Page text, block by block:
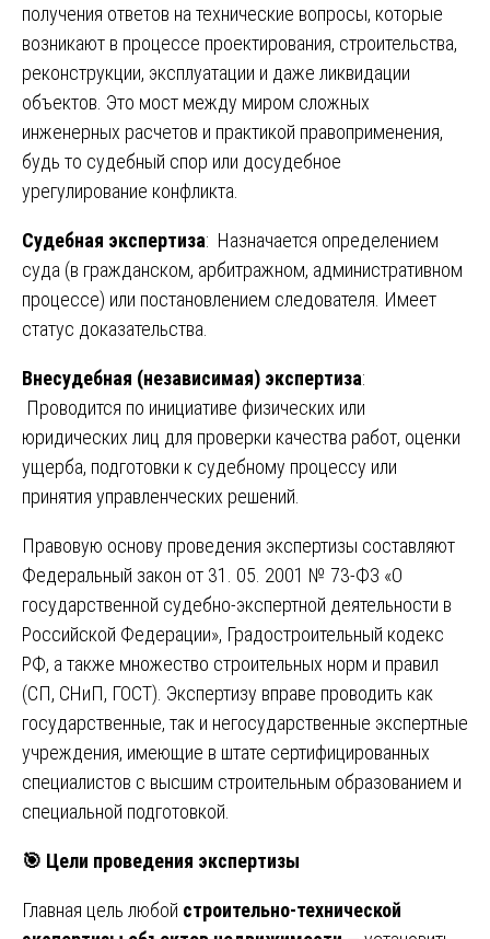
получения ответов на технические вопросы, которые
возникают в процессе проектирования, строительства,
реконструкции, эксплуатации и даже ликвидации
объектов. Это мост между миром сложных
инженерных расчетов и практикой правоприменения,
будь то судебный спор или досудебное
урегулирование конфликта.
Судебная экспертиза: Назначается определением
суда (в гражданском, арбитражном, административном
процессе) или постановлением следователя. Имеет
статус доказательства.
Внесудебная (независимая) экспертиза:
Проводится по инициативе физических или
юридических лиц для проверки качества работ, оценки
ущерба, подготовки к судебному процессу или
принятия управленческих решений.
Правовую основу проведения экспертизы составляют
Федеральный закон от 31. 05. 2001 № 73-ФЗ «О
государственной судебно-экспертной деятельности в
Российской Федерации», Градостроительный кодекс
РФ, а также множество строительных норм и правил
(СП, СНиП, ГОСТ). Экспертизу вправе проводить как
государственные, так и негосударственные экспертные
учреждения, имеющие в штате сертифицированных
специалистов с высшим строительным образованием и
специальной подготовкой.
🎯 Цели проведения экспертизы
Главная цель любой строительно-технической